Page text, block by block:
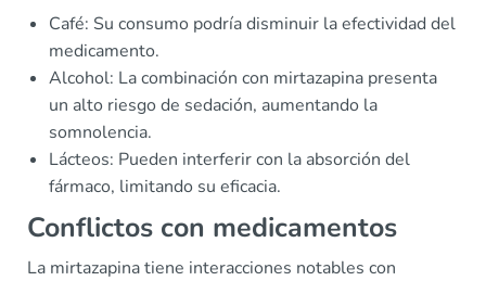
Café: Su consumo podría disminuir la efectividad del
medicamento.
Alcohol: La combinación con mirtazapina presenta
un alto riesgo de sedación, aumentando la
somnolencia.
Lácteos: Pueden interferir con la absorción del
fármaco, limitando su eficacia.
Conflictos con medicamentos
La mirtazapina tiene interacciones notables con